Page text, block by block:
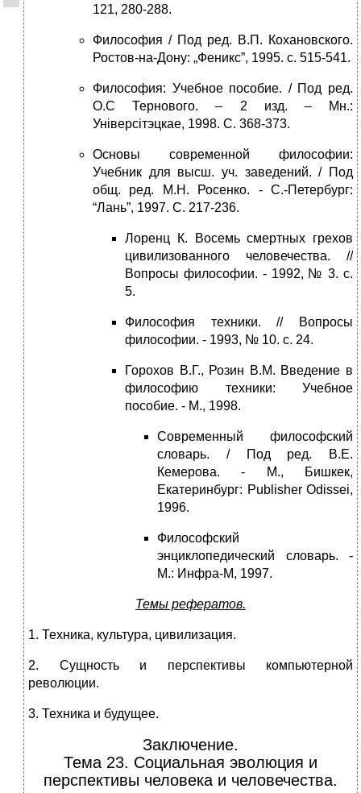
121, 280-288.
Философия / Под ред. В.П. Кохановского.
Ростов-на-Дону: „Феникс”, 1995. с. 515-541.
Философия: Учебное пособие. / Под ред.
О.С Тернового. – 2 изд. – Мн.:
Універсітэцкае, 1998. С. 368-373.
Основы современной философии:
Учебник для высш. уч. заведений. / Под
общ. ред. М.Н. Росенко. - С.-Петербург:
“Лань”, 1997. С. 217-236.
Лоренц К. Восемь смертных грехов
цивилизованного человечества. //
Вопросы философии. - 1992, № 3. с.
5.
Философия техники. // Вопросы
философии. - 1993, № 10. с. 24.
Горохов В.Г., Розин В.М. Введение в
философию техники: Учебное
пособие. - М., 1998.
Современный философский
словарь. / Под ред. В.Е.
Кемерова. - М., Бишкек,
Екатеринбург: Publisher Odissei,
1996.
Философский
энциклопедический словарь. -
М.: Инфра-М, 1997.
Темы рефератов.
1. Техника, культура, цивилизация.
2. Сущность и перспективы компьютерной
революции.
3. Техника и будущее.
Заключение.
Тема 23. Социальная эволюция и
перспективы человека и человечества.